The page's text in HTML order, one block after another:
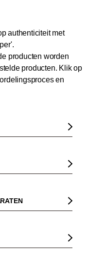
authenticiteit met
producten worden
producten. Klik op
en